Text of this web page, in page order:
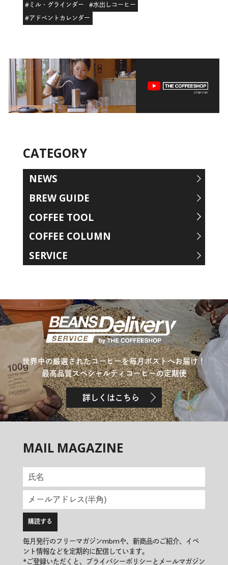
#ミル・グラインダー
#水出しコーヒー
#アドベントカレンダー
CATEGORY
NEWS
BREW GUIDE
COFFEE TOOL
COFFEE COLUMN
SERVICE
世界中の厳選されたコーヒーを毎月ポストへお届け！
最高品質スペシャルティコーヒーの定期便
詳しくはこちら
MAIL MAGAZINE
毎月発行のフリーマガジンmbmや、新商品のご紹介、イベ
ント情報などを定期的に配信しています。
*ご登録いただくと、プライバシーポリシーとメールマガジン